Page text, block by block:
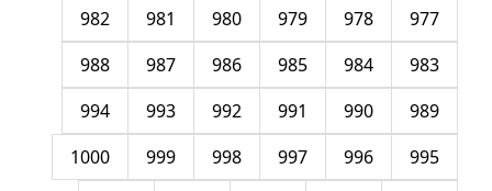
977
978
979
980
981
982
983
984
985
986
987
988
989
990
991
992
993
994
995
996
997
998
999
1000